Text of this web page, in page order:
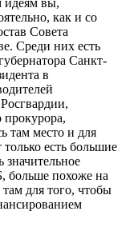
идеям вы,
как и со
Совета
Среди них есть
Санкт-
в
прокурора,
место и для
есть большие
значительное
больше похоже на
для того, чтобы